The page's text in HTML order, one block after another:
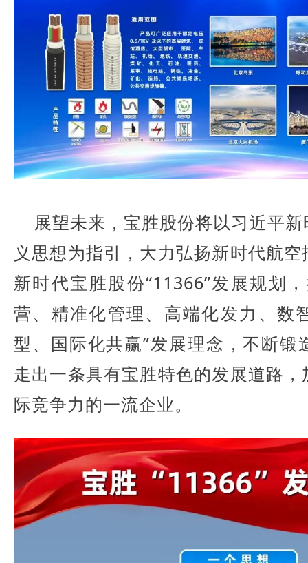
展望未来，宝胜股份将以习近平
义思想为指引，大力弘扬新时代航
新时代宝胜股份“11366”发展规划
营、精准化管理、高端化发力、数
型、国际化共赢”发展理念，不断锻
走出一条具有宝胜特色的发展道路
际竞争力的一流企业。